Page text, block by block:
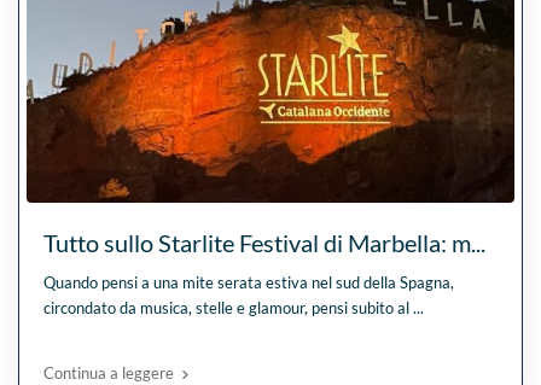
Tutto sullo Starlite Festival di Marbella: m...
Quando pensi a una mite serata estiva nel sud della Spagna,
circondato da musica, stelle e glamour, pensi subito al...
Continua a leggere